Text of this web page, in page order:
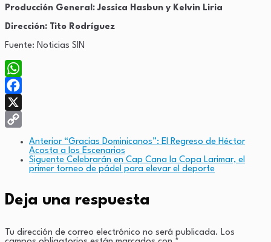
Producción General: Jessica Hasbun y Kelvin Liria
Dirección: Tito Rodríguez
Fuente: Noticias SIN
WhatsApp
Facebook
X
Anterior “Gracias Dominicanos”: El Regreso de Héctor
Acosta a los Escenarios
Siguente Celebrarán en Cap Cana la Copa Larimar, el
primer torneo de pádel para elevar el deporte
Deja una respuesta
Tu dirección de correo electrónico no será publicada. Los